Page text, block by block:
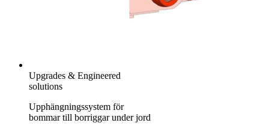
Upgrades & Engineered
solutions
Upphängningssystem för
bommar till borriggar under jord